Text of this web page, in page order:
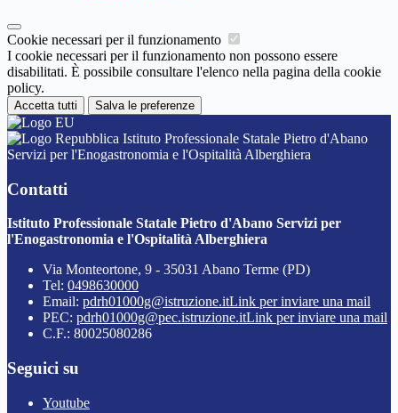
Cookie necessari per il funzionamento
I cookie necessari per il funzionamento non possono essere
disabilitati. È possibile consultare l'elenco nella pagina della cookie
policy.
Accetta tutti Salva le preferenze
Istituto Professionale Statale Pietro d'Abano
Servizi per l'Enogastronomia e l'Ospitalità Alberghiera
Contatti
Istituto Professionale Statale Pietro d'Abano Servizi per
l'Enogastronomia e l'Ospitalità Alberghiera
Via Monteortone, 9 - 35031 Abano Terme (PD)
Tel: 0498630000
Email: pdrh01000g@istruzione.itLink per inviare una mail
PEC: pdrh01000g@pec.istruzione.itLink per inviare una mail
C.F.: 80025080286
Seguici su
Youtube